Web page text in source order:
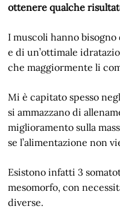
ottenere qualche
I muscoli hanno
e di un’ottimale
che maggiormente li
Mi è capitato spesso
si ammazzano di
miglioramento sulla
se l’alimentazione non
Esistono infatti 3
mesomorfo, con
diverse.